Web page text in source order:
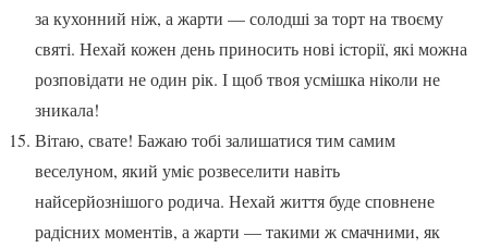
за кухонний ніж, а жарти — солодші за торт на твоєму
святі. Нехай кожен день приносить нові історії, які можна
розповідати не один рік. І щоб твоя усмішка ніколи не
зникала!
Вітаю, свате! Бажаю тобі залишатися тим самим
веселуном, який уміє розвеселити навіть
найсерйознішого родича. Нехай життя буде сповнене
радісних моментів, а жарти — такими ж смачними, як